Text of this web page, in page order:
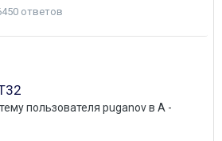
ответов
пользователя puganovв A -